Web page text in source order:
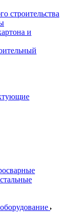
строительства
и